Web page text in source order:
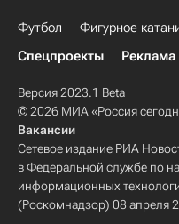
Футбол Фигурное
Спецпроекты
Реклама
Версия 2023.1 Beta
© 2026 МИА «Россия
Вакансии
Сетевое издание РИА
в Федеральной службе по
информационных
(Роскомнадзор) 08 апреля